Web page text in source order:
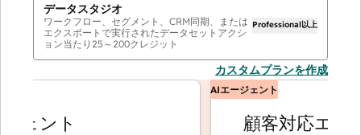
データスタジオ
ワークフロー、セグメント、CRM同期、または
エクスポートで実行されたデータセットアクシ
ョン当たり 25 ～200クレジット
Professional以上
カスタムプランを作成
ント
AIエージェント
顧客対応エージ